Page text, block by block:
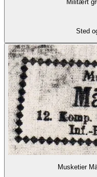
Militært
Sted
Musketier